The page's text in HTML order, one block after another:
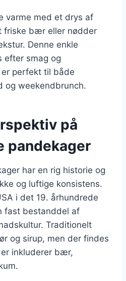
varme med et drys af
friske bær eller nødder
Denne enkle
efter smag og
perfekt til både
og weekendbrunch.
på
pandekager
har en rig historie og
og luftige konsistens.
i det 19. århundrede
fast bestanddel af
Traditionelt
og sirup, men der findes
inkluderer bær,